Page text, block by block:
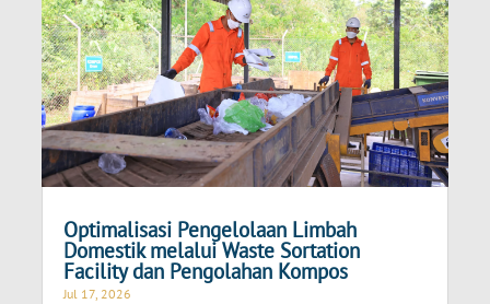
Optimalisasi Pengelolaan Limbah
Domestik melalui Waste Sortation
Facility dan Pengolahan Kompos
Jul 17, 2026